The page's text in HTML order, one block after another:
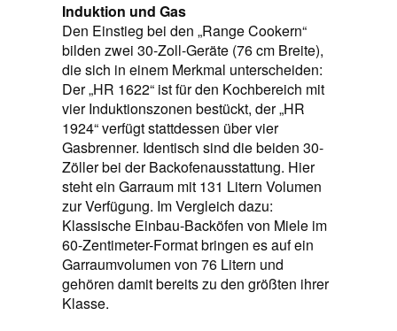
Induktion und Gas
Den Einstieg bei den „Range Cookern“
bilden zwei 30-Zoll-Geräte (76 cm Breite),
die sich in einem Merkmal unterscheiden:
Der „HR 1622“ ist für den Kochbereich mit
vier Induktionszonen bestückt, der „HR
1924“ verfügt stattdessen über vier
Gasbrenner. Identisch sind die beiden 30-
Zöller bei der Backofenausstattung. Hier
steht ein Garraum mit 131 Litern Volumen
zur Verfügung. Im Vergleich dazu:
Klassische Einbau-Backöfen von Miele im
60-Zentimeter-Format bringen es auf ein
Garraumvolumen von 76 Litern und
gehören damit bereits zu den größten ihrer
Klasse.